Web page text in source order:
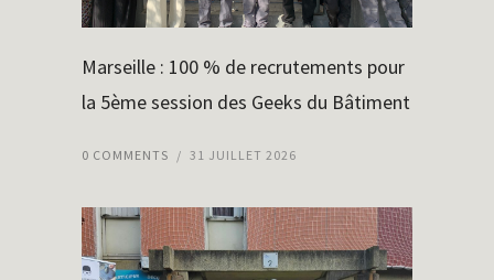
Marseille : 100 % de recrutements pour
la 5ème session des Geeks du Bâtiment
0 COMMENTS / 31 JUILLET 2026